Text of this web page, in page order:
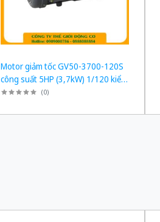
Motor giảm tốc GV50-3700-120S
công suất 5HP (3,7kW) 1/120 kiểu
lắp Mặt bích
(0)